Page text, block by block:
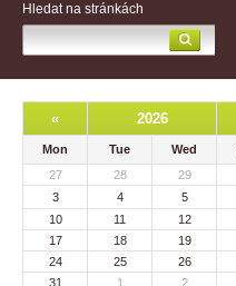
Hledat na stránkách
« 2026
Mon Tue Wed
27
28 29
3
4 5
10
11 12
17
18 19
24
25 26
31
1 2